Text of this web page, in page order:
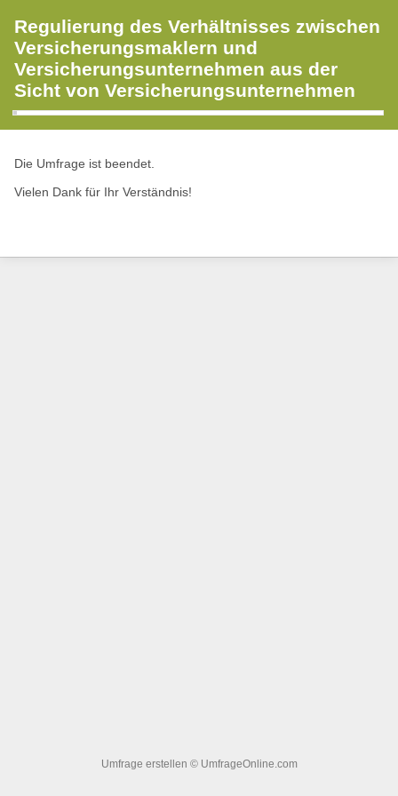
Regulierung des Verhältnisses zwischen
Versicherungsmaklern und
Versicherungsunternehmen aus der
Sicht von Versicherungsunternehmen
Die Umfrage ist beendet.
Vielen Dank für Ihr Verständnis!
Umfrage erstellen © UmfrageOnline.com